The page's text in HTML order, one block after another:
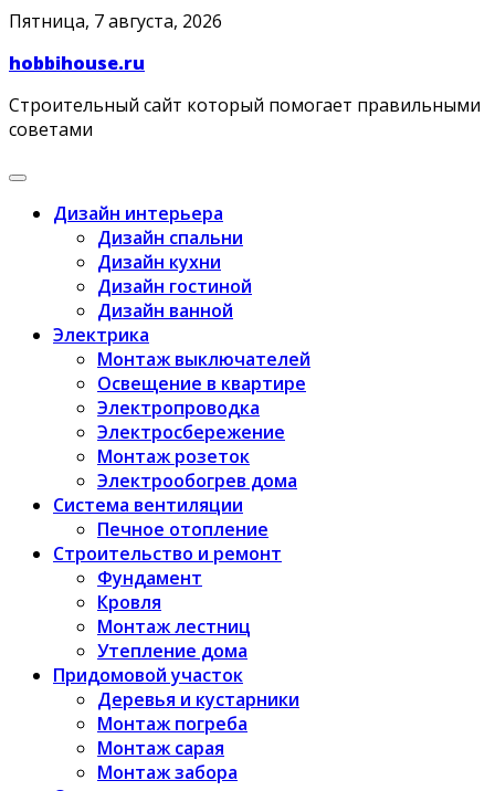
Skip
content
Пятница, 7 августа, 2026
hobbihouse.ru
Строительный сайт который помогает правильными
советами
Дизайн интерьера
Дизайн спальни
Дизайн кухни
Дизайн гостиной
Дизайн ванной
Электрика
Монтаж выключателей
Освещение в квартире
Электропроводка
Электросбережение
Монтаж розеток
Электрообогрев дома
Система вентиляции
Печное отопление
Строительство и ремонт
Фундамент
Кровля
Монтаж лестниц
Утепление дома
Придомовой участок
Деревья и кустарники
Монтаж погреба
Монтаж сарая
Монтаж забора